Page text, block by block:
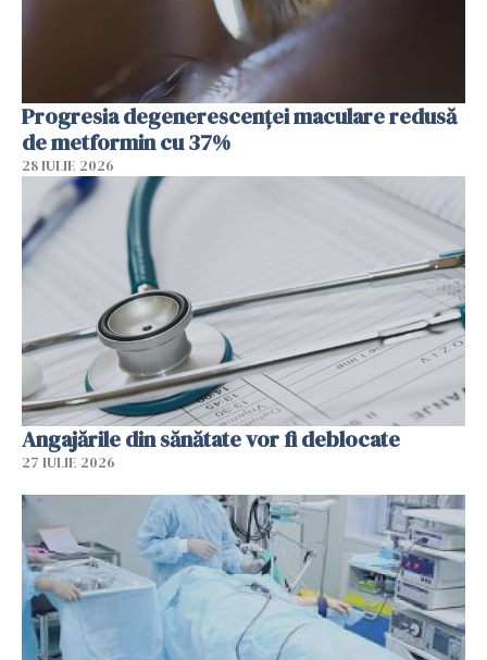
Progresia degenerescenței maculare redusă
de metformin cu 37%
28 IULIE 2026
Angajările din sănătate vor fi deblocate
27 IULIE 2026